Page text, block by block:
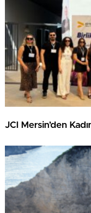
JCI Mersin’den